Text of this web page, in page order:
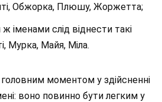
Обжорка, Плюшу, Жоржетта;
іменами слід віднести такі
Мурка, Майя, Міла.
моментом у здійсненні
воно повинно бути легким у